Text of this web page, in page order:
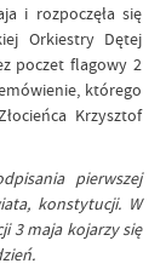
i rozpoczęła się
Orkiestry Dętej
poczet flagowy 2
którego
Krzysztof
pierwszej
konstytucji. W
3 maja kojarzy się